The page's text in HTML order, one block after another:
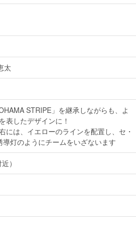
太
STRIPE」を継承しながらも、よ
表したデザインに！
には、イエローのラインを配置し、セ・
灯のようにチームをいざないます
）